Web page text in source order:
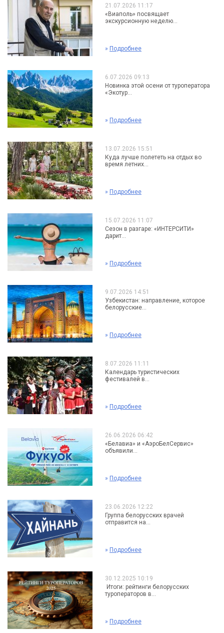
21.07.2026 11:17
«Виаполь» посвящает
экскурсионную неделю...
» Подробнее
6.07.2026 09:13
Новинка этой осени от туроператора
«Экотур...
» Подробнее
13.07.2026 15:51
Куда лучше полететь на отдых во
время летних...
» Подробнее
15.07.2026 11:07
Сезон в разгаре: «ИНТЕРСИТИ»
дарит...
» Подробнее
9.07.2026 14:51
Узбекистан: направление, которое
белорусские...
» Подробнее
8.07.2026 11:11
Календарь туристических
фестивалей в...
» Подробнее
26.06.2026 06:42
«Белавиа» и «АэроБелСервис»
объявили...
» Подробнее
23.06.2026 12:22
Группа белорусских врачей
отправится на...
» Подробнее
30.12.2025 10:19
Итоги: рейтинги белорусских
туроператоров в...
» Подробнее